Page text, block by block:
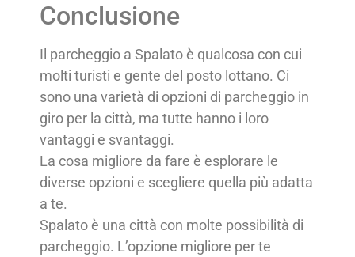
Conclusione
Il parcheggio a Spalato è qualcosa con cui
molti turisti e gente del posto lottano. Ci
sono una varietà di opzioni di parcheggio in
giro per la città, ma tutte hanno i loro
vantaggi e svantaggi.
La cosa migliore da fare è esplorare le
diverse opzioni e scegliere quella più adatta
a te.
Spalato è una città con molte possibilità di
parcheggio. L’opzione migliore per te